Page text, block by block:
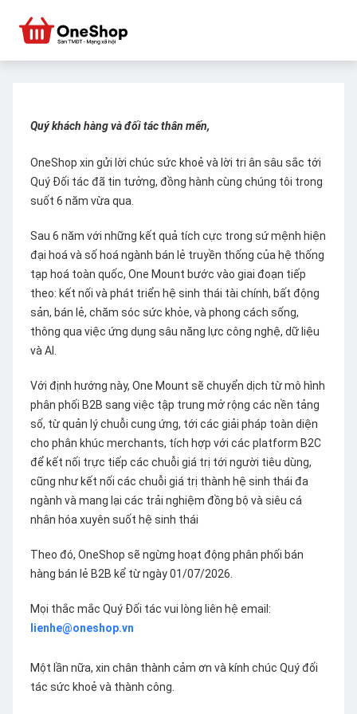
Quý khách hàng và đối tác thân mến,
OneShop xin gửi lời chúc sức khoẻ và lời tri ân sâu sắc tới
Quý Đối tác đã tin tưởng, đồng hành cùng chúng tôi trong
suốt 6 năm vừa qua.
Sau 6 năm với những kết quả tích cực trong sứ mệnh hiện
đại hoá và số hoá ngành bán lẻ truyền thống của hệ thống
tạp hoá toàn quốc, One Mount bước vào giai đoạn tiếp
theo: kết nối và phát triển hệ sinh thái tài chính, bất động
sản, bán lẻ, chăm sóc sức khỏe, và phong cách sống,
thông qua việc ứng dụng sâu năng lực công nghệ, dữ liệu
và AI.
Với định hướng này, One Mount sẽ chuyển dịch từ mô hình
phân phối B2B sang việc tập trung mở rộng các nền tảng
số, từ quản lý chuỗi cung ứng, tới các giải pháp toàn diện
cho phân khúc merchants, tích hợp với các platform B2C
để kết nối trực tiếp các chuỗi giá trị tới người tiêu dùng,
cũng như kết nối các chuỗi giá trị thành hệ sinh thái đa
ngành và mang lại các trải nghiệm đồng bộ và siêu cá
nhân hóa xuyên suốt hệ sinh thái
Theo đó, OneShop sẽ ngừng hoạt động phân phối bán
hàng bán lẻ B2B kể từ ngày 01/07/2026.
Mọi thắc mắc Quý Đối tác vui lòng liên hệ email:
lienhe@oneshop.vn
Một lần nữa, xin chân thành cảm ơn và kính chúc Quý đối
tác sức khoẻ và thành công.